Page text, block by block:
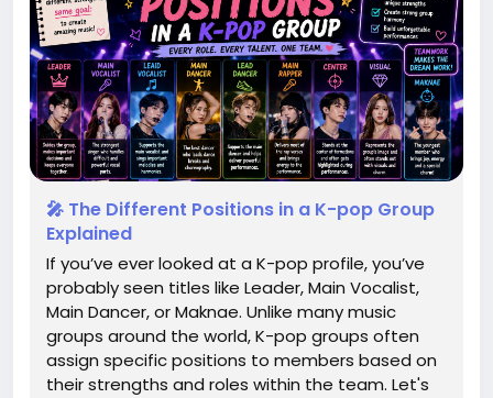
🎤 The Different Positions in a K-pop Group
Explained
If you’ve ever looked at a K-pop profile, you’ve
probably seen titles like Leader, Main Vocalist,
Main Dancer, or Maknae. Unlike many music
groups around the world, K-pop groups often
assign specific positions to members based on
their strengths and roles within the team. Let's